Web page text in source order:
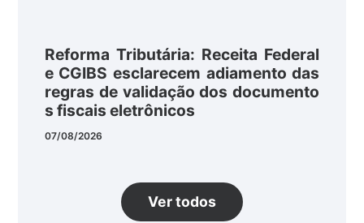
Reforma Tributária: Receita Federal
e CGIBS esclarecem adiamento das
regras de validação dos documento
s fiscais eletrônicos
07/08/2026
Ver todos